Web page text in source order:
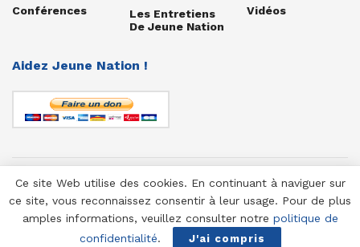
Conférences
Les Entretiens
De Jeune Nation
Vidéos
Aidez Jeune Nation !
© 1958-2025 Jeune Nation
Ce site Web utilise des cookies. En continuant à naviguer sur
ce site, vous reconnaissez consentir à leur usage. Pour de plus
amples informations, veuillez consulter notre politique de
confidentialité. J'ai compris